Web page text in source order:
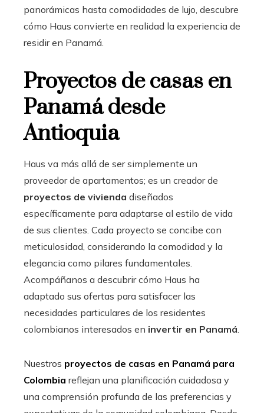
panorámicas hasta comodidades de lujo, descubre
cómo Haus convierte en realidad la experiencia de
residir en Panamá.
Proyectos de casas en
Panamá desde
Antioquia
Haus va más allá de ser simplemente un
proveedor de apartamentos; es un creador de
proyectos de vivienda diseñados
específicamente para adaptarse al estilo de vida
de sus clientes. Cada proyecto se concibe con
meticulosidad, considerando la comodidad y la
elegancia como pilares fundamentales.
Acompáñanos a descubrir cómo Haus ha
adaptado sus ofertas para satisfacer las
necesidades particulares de los residentes
colombianos interesados en invertir en Panamá
Nuestros proyectos de casas en Panamá para
Colombia reflejan una planificación cuidadosa y
una comprensión profunda de las preferencias y